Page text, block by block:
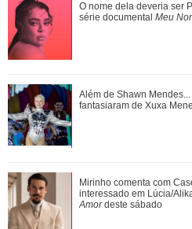
Ariana Grande anuncia
corpo
Ariana Grande faz
pausar a carreira: Não foi
Além de Shawn
fantasiaram de Xuxa
O nome dela deveria ser
série documental Meu
Além de Shawn
fantasiaram de Xuxa
Mirinho comenta com
interessado em Lúcia/
Amordeste sábado